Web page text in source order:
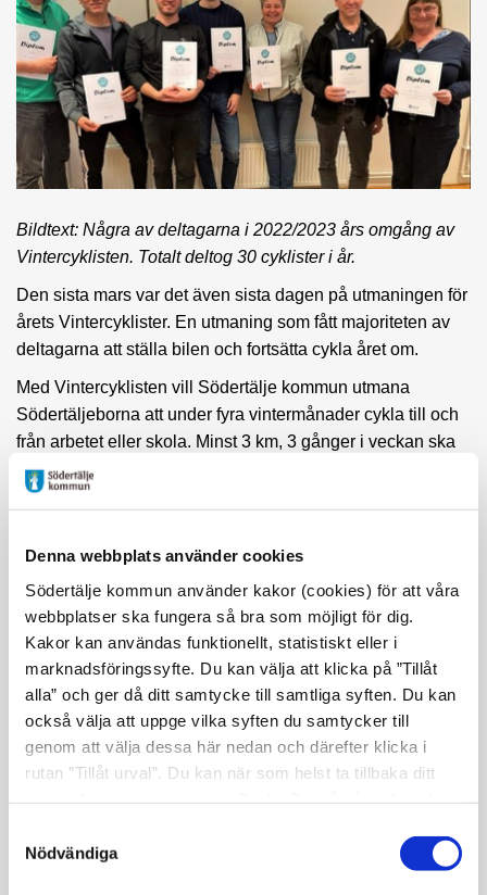
Denna webbplats använder cookies
Södertälje kommun använder kakor (cookies) för att våra
webbplatser ska fungera så bra som möjligt för dig.
Kakor kan användas funktionellt, statistiskt eller i
marknadsföringssyfte. Du kan välja att klicka på ”Tillåt
alla” och ger då ditt samtycke till samtliga syften. Du kan
också välja att uppge vilka syften du samtycker till
genom att välja dessa här nedan och därefter klicka i
rutan ”Tillåt urval”. Du kan när som helst ta tillbaka ditt
"Visa detaljer" kan du läsa om hur kakorna används och
hur vi och våra leverantörer inhämtar och behandlar
Nödvändiga
Bildtext: Några av deltagarna i 2022/2023 års omgång av
Vintercyklisten. Totalt deltog 30 cyklister i år.
Den sista mars var det även sista dagen på utmaningen för
årets Vintercyklister. En utmaning som fått majoriteten av
deltagarna att ställa bilen och fortsätta cykla året om.
Med Vintercyklisten vill Södertälje kommun utmana
Södertäljeborna att under fyra vintermånader cykla till och
från arbetet eller skola. Minst 3 km, 3 gånger i veckan ska
de ta cykeln i utbyte mot dubbdäck.
Resultatet har för femte året i rad varit mycket positivt.
att det gått bättre än förväntat att cykla under vinterhalvåret.
Då är det till största del deltagare som tagit bilen till arbetet
eller skola under vinterhalvåret, säger Gunilla Säwenmyr,
projektkommunikatör för Vintercyklisten.
Positivt resultat på flera sätt
I år har deltagarna cyklat i snitt 250 km per person mellan 1
december och 31 mars, något som rapporterats in via
- I enkäten vi skickade ut när perioden var slut, var det